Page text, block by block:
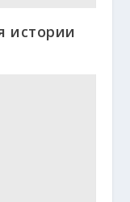
истории